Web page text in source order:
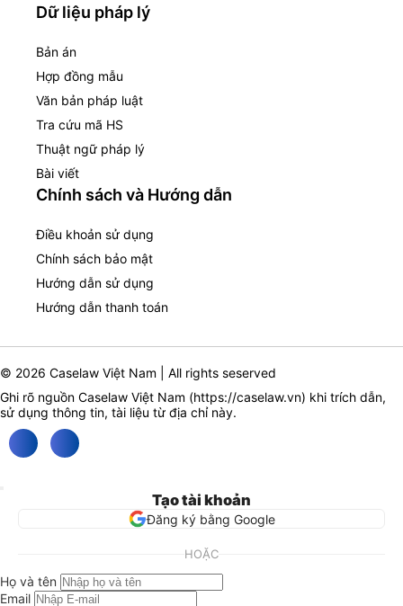
Dữ liệu pháp lý
Bản án
Hợp đồng mẫu
Văn bản pháp luật
Tra cứu mã HS
Thuật ngữ pháp lý
Bài viết
Chính sách và Hướng dẫn
Điều khoản sử dụng
Chính sách bảo mật
Hướng dẫn sử dụng
Hướng dẫn thanh toán
© 2026 Caselaw Việt Nam | All rights seserved
Ghi rõ nguồn Caselaw Việt Nam (https://caselaw.vn) khi trích dẫn,
sử dụng thông tin, tài liệu từ địa chỉ này.
Tạo tài khoản
Đăng ký bằng Google
HOẶC
Họ và tên
Email